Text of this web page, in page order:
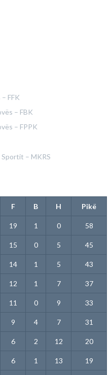
FFK
– FBK
– FPPK
– MKRS
F B H Pikë
19 1 0 58
15 0 5 45
14 1 5 43
12 1 7 37
11 0 9 33
9 4 7 31
6 2 12 20
6 1 13 19